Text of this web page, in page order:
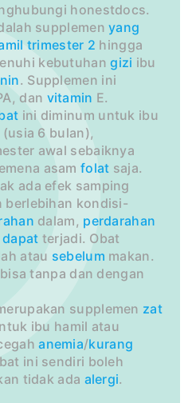
honestdocs.
supplemenyang
trimester 2 hingga
kebutuhangizi ibu
. Supplemen ini
dan vitamin E.
ini diminum untuk ibu
(usia 6 bulan),
awal sebaiknya
asamfolat saja.
ada efek samping
berlebihan kondisi-
dalam, perdarahan
dapat terjadi. Obat
atau sebelum makan.
tanpa dan dengan
supplemen zat
ibu hamil atau
anemia/kurang
ini sendiri boleh
tidak ada alergi.